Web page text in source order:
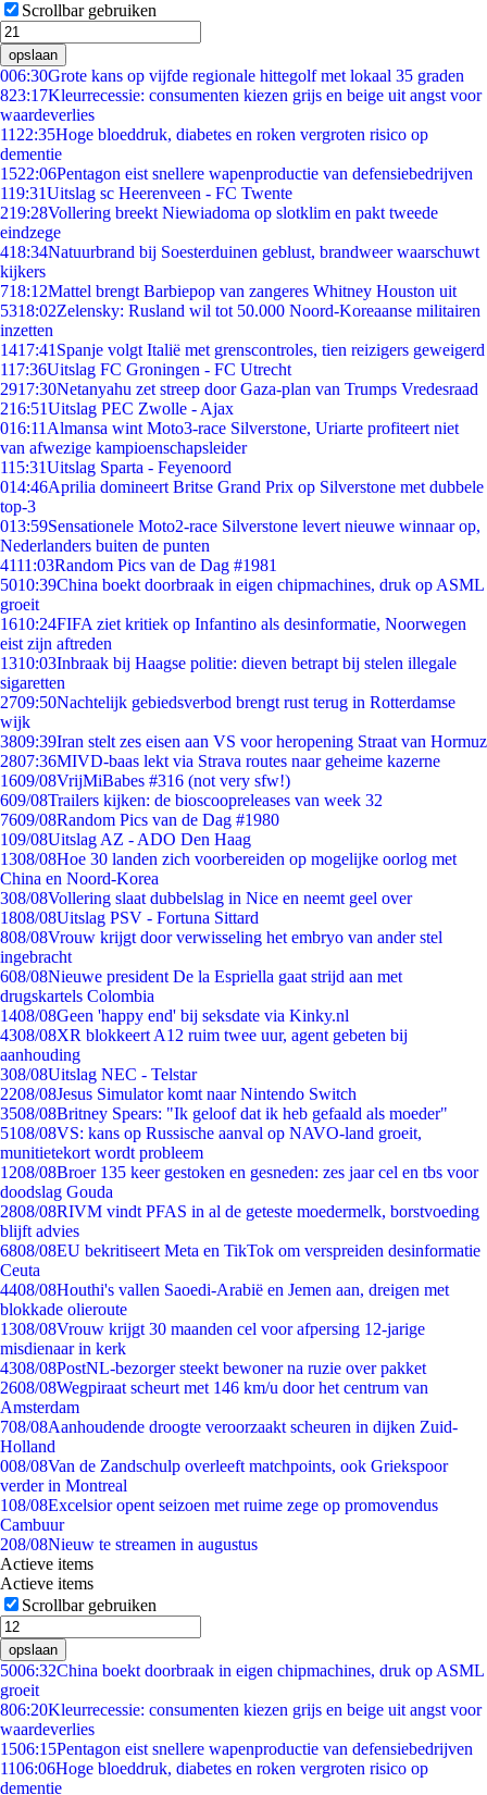
Scrollbar gebruiken
opslaan
006:30Grote kans op vijfde regionale hittegolf met lokaal 35 graden
823:17Kleurrecessie: consumenten kiezen grijs en beige uit angst voor
waardeverlies
11 22:35Hoge bloeddruk, diabetes en roken vergroten risico op
dementie
1522:06Pentagon eist snellere wapenproductie van defensiebedrijven
119:31Uitslag sc Heerenveen - FC Twente
219:28Vollering breekt Niewiadoma op slotklim en pakt tweede
eindzege
418:34Natuurbrand bij Soesterduinen geblust, brandweer waarschuwt
kijkers
718:12Mattel brengt Barbiepop van zangeres Whitney Houston uit
5318:02Zelensky: Rusland wil tot 50.000 Noord-Koreaanse militairen
inzetten
1417:41 Spanje volgt Italië met grenscontroles, tien reizigers geweigerd
117:36Uitslag FC Groningen - FC Utrecht
2917:30Netanyahu zet streep door Gaza-plan van Trumps Vredesraad
216:51Uitslag PEC Zwolle - Ajax
016:11 Almansa wint Moto3-race Silverstone, Uriarte profiteert niet
van afwezige kampioenschapsleider
115:31Uitslag Sparta - Feyenoord
014:46Aprilia domineert Britse Grand Prix op Silverstone met dubbele
top-3
013:59Sensationele Moto2-race Silverstone levert nieuwe winnaar op,
Nederlanders buiten de punten
4111:03Random Pics van de Dag #1981
5010:39China boekt doorbraak in eigen chipmachines, druk op ASML
groeit
1610:24FIFA ziet kritiek op Infantino als desinformatie, Noorwegen
eist zijn aftreden
1310:03Inbraak bij Haagse politie: dieven betrapt bij stelen illegale
sigaretten
2709:50Nachtelijk gebiedsverbod brengt rust terug in Rotterdamse
wijk
3809:39Iran stelt zes eisen aan VS voor heropening Straat van Hormuz
2807:36MIVD-baas lekt via Strava routes naar geheime kazerne
1609/08VrijMiBabes #316 (not very sfw!)
609/08Trailers kijken: de bioscoopreleases van week 32
7609/08Random Pics van de Dag #1980
109/08Uitslag AZ - ADO Den Haag
1308/08Hoe 30 landen zich voorbereiden op mogelijke oorlog met
China en Noord-Korea
308/08Vollering slaat dubbelslag in Nice en neemt geel over
1808/08Uitslag PSV - Fortuna Sittard
808/08Vrouw krijgt door verwisseling het embryo van ander stel
ingebracht
608/08Nieuwe president De la Espriella gaat strijd aan met
drugskartels Colombia
1408/08Geen 'happy end' bij seksdate via Kinky.nl
4308/08XR blokkeert A12 ruim twee uur, agent gebeten bij
aanhouding
308/08Uitslag NEC - Telstar
2208/08Jesus Simulator komt naar Nintendo Switch
3508/08Britney Spears: "Ik geloof dat ik heb gefaald als moeder"
5108/08VS: kans op Russische aanval op NAVO-land groeit,
munitietekort wordt probleem
1208/08Broer 135 keer gestoken en gesneden: zes jaar cel en tbs voor
doodslag Gouda
2808/08RIVM vindt PFAS in al de geteste moedermelk, borstvoeding
blijft advies
6808/08EU bekritiseert Meta en TikTok om verspreiden desinformatie
Ceuta
4408/08Houthi's vallen Saoedi-Arabië en Jemen aan, dreigen met
blokkade olieroute
1308/08Vrouw krijgt 30 maanden cel voor afpersing 12-jarige
misdienaar in kerk
4308/08PostNL-bezorger steekt bewoner na ruzie over pakket
2608/08Wegpiraat scheurt met 146 km/u door het centrum van
Amsterdam
708/08Aanhoudende droogte veroorzaakt scheuren in dijken Zuid-
Holland
008/08Van de Zandschulp overleeft matchpoints, ook Griekspoor
verder in Montreal
108/08Excelsior opent seizoen met ruime zege op promovendus
Cambuur
208/08Nieuw te streamen in augustus
Actieve items
Actieve items
Scrollbar gebruiken
opslaan
5006:32China boekt doorbraak in eigen chipmachines, druk op ASML
groeit
806:20Kleurrecessie: consumenten kiezen grijs en beige uit angst voor
waardeverlies
1506:15Pentagon eist snellere wapenproductie van defensiebedrijven
1106:06Hoge bloeddruk, diabetes en roken vergroten risico op
dementie